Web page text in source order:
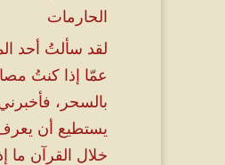
الحارمات
لقد سألتُ أحد
عمّا إذا كنتُ
بالسحر،
يستطيع أن
خلال القرآن ما